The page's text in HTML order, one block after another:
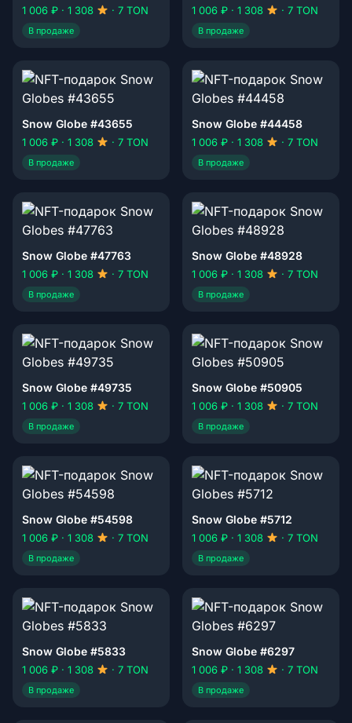
1 006 ₽ · 1 308 · 7 TON
В продаже
1 006 ₽ · 1 308 · 7 TON
В продаже
Snow Globe #43655
1 006 ₽ · 1 308 · 7 TON
В продаже
Snow Globe #44458
1 006 ₽ · 1 308 · 7 TON
В продаже
Snow Globe #47763
1 006 ₽ · 1 308 · 7 TON
В продаже
Snow Globe #48928
1 006 ₽ · 1 308 · 7 TON
В продаже
Snow Globe #49735
1 006 ₽ · 1 308 · 7 TON
В продаже
Snow Globe #50905
1 006 ₽ · 1 308 · 7 TON
В продаже
Snow Globe #54598
1 006 ₽ · 1 308 · 7 TON
В продаже
Snow Globe #5712
1 006 ₽ · 1 308 · 7 TON
В продаже
Snow Globe #5833
1 006 ₽ · 1 308 · 7 TON
В продаже
Snow Globe #6297
1 006 ₽ · 1 308 · 7 TON
В продаже